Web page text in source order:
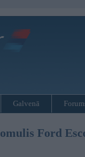
Galvenā
omulis Ford